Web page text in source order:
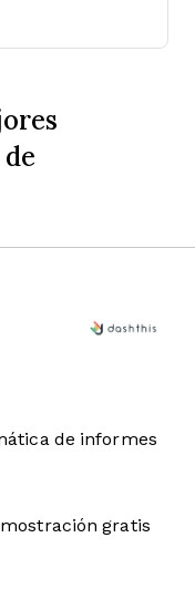
de informes
gratis